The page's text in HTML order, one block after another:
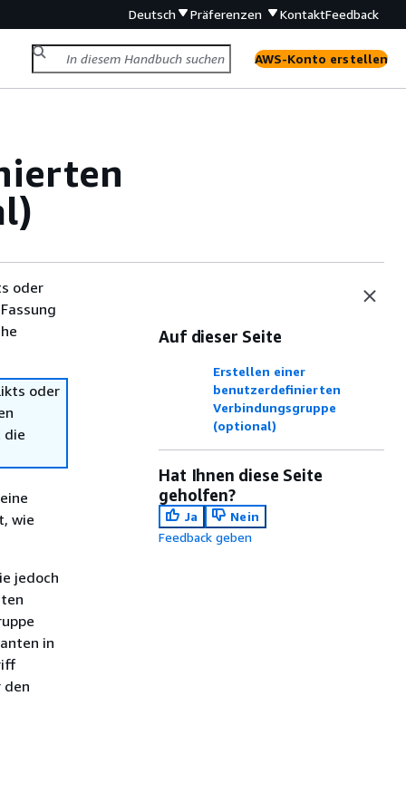
Deutsch Präferenzen KontaktFeedback
AWS-Konto erstellen
oder
oder
die
wie
jedoch
in
den
Auf dieser Seite
Erstellen einer
benutzerdefinierten
Verbindungsgruppe
(optional)
Hat Ihnen diese Seite
geholfen?
Ja
Nein
Feedback geben